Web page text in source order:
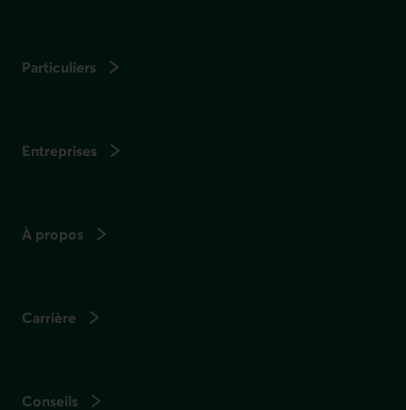
Particuliers
Entreprises
À propos
Carrière
Conseils